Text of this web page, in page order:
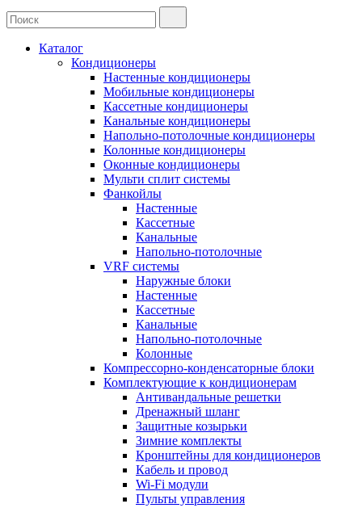
Каталог
Кондиционеры
Настенные кондиционеры
Мобильные кондиционеры
Кассетные кондиционеры
Канальные кондиционеры
Напольно-потолочные кондиционеры
Колонные кондиционеры
Оконные кондиционеры
Мульти сплит системы
Фанкойлы
Настенные
Кассетные
Канальные
Напольно-потолочные
VRF системы
Наружные блоки
Настенные
Кассетные
Канальные
Напольно-потолочные
Колонные
Компрессорно-конденсаторные блоки
Комплектующие к кондиционерам
Антивандальные решетки
Дренажный шланг
Защитные козырьки
Зимние комплекты
Кронштейны для кондиционеров
Кабель и провод
Wi-Fi модули
Пульты управления